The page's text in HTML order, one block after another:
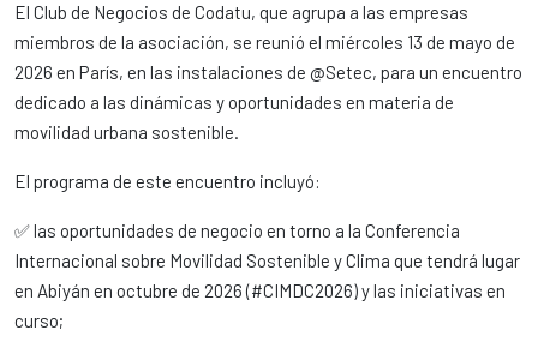
El Club de Negocios de Codatu, que agrupa a las empresas
miembros de la asociación, se reunió el miércoles 13 de mayo de
2026 en París, en las instalaciones de @Setec, para un encuentro
dedicado a las dinámicas y oportunidades en materia de
movilidad urbana sostenible.
El programa de este encuentro incluyó:
✅ las oportunidades de negocio en torno a la Conferencia
Internacional sobre Movilidad Sostenible y Clima que tendrá lugar
en Abiyán en octubre de 2026 (#CIMDC2026) y las iniciativas en
curso;